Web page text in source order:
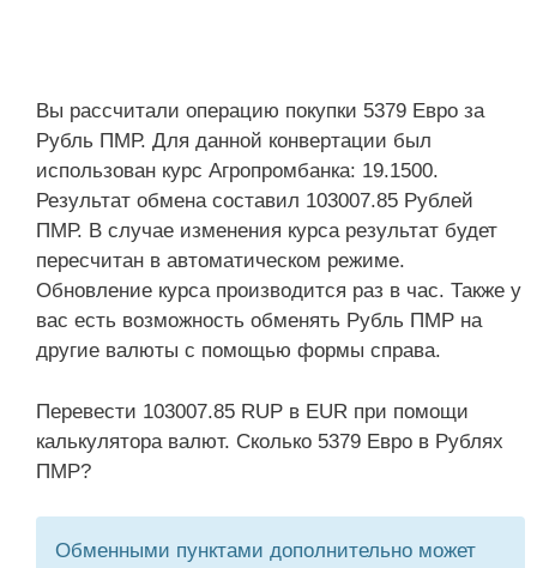
Вы рассчитали операцию покупки 5379 Евро за
Рубль ПМР. Для данной конвертации был
использован курс Агропромбанка: 19.1500.
Результат обмена составил 103007.85 Рублей
ПМР. В случае изменения курса результат будет
пересчитан в автоматическом режиме.
Обновление курса производится раз в час. Также у
вас есть возможность обменять Рубль ПМР на
другие валюты с помощью формы справа.
Перевести 103007.85 RUP в EUR при помощи
калькулятора валют. Сколько 5379 Евро в Рублях
ПМР?
Обменными пунктами дополнительно может